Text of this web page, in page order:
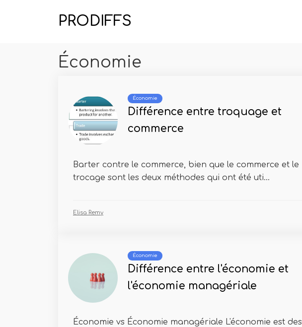
PRODIFFS
Économie
Économie
Différence entre troquage et
commerce
Barter contre le commerce, bien que le commerce et le
trocage sont les deux méthodes qui ont été uti...
Elisa Remy
Économie
Différence entre l'économie et
l'économie managériale
Économie vs Économie managériale L'économie est des